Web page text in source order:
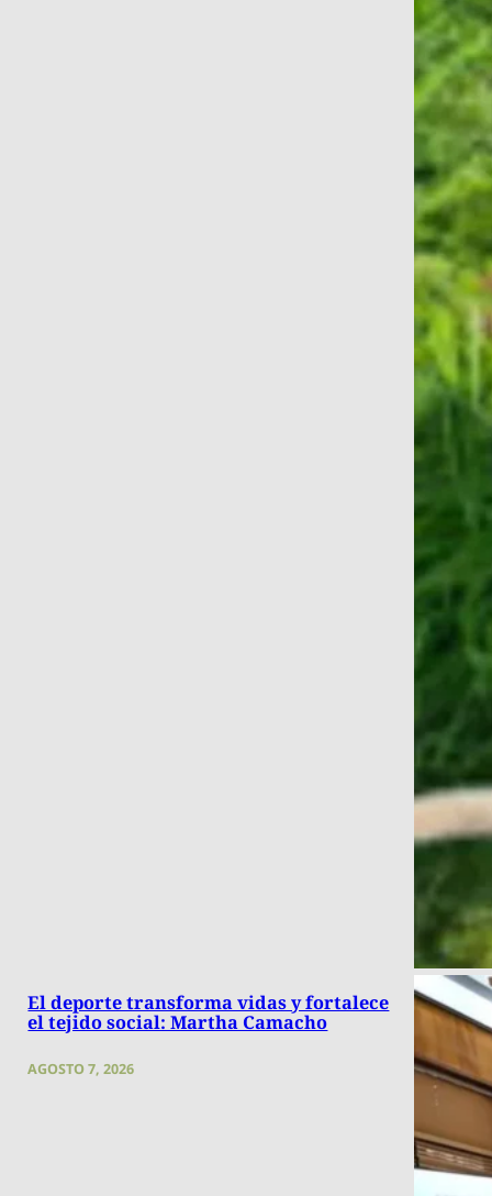
El deporte transforma vidas y fortalece
el tejido social: Martha Camacho
AGOSTO 7, 2026